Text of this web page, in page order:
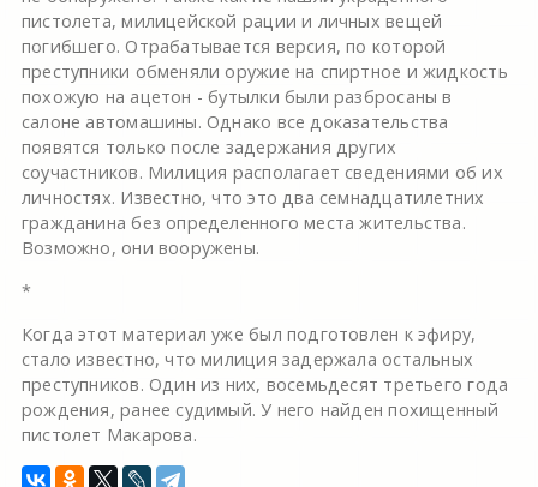
пистолета, милицейской рации и личных вещей
погибшего. Отрабатывается версия, по которой
преступники обменяли оружие на спиртное и жидкость
похожую на ацетон - бутылки были разбросаны в
салоне автомашины. Однако все доказательства
появятся только после задержания других
соучастников. Милиция располагает сведениями об их
личностях. Известно, что это два семнадцатилетних
гражданина без определенного места жительства.
Возможно, они вооружены.
*
Когда этот материал уже был подготовлен к эфиру,
стало известно, что милиция задержала остальных
преступников. Один из них, восемьдесят третьего года
рождения, ранее судимый. У него найден похищенный
пистолет Макарова.